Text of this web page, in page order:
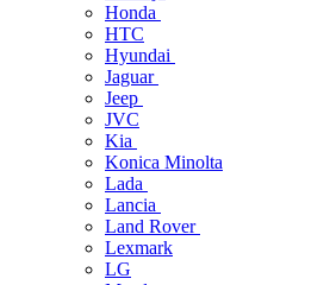
Honda
HTC
Hyundai
Jaguar
Jeep
JVC
Kia
Konica Minolta
Lada
Lancia
Land Rover
Lexmark
LG